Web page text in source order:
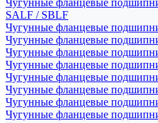
Чугунные фланцевые
SALF / SBLF
Чугунные фланцевые
Чугунные фланцевые
Чугунные фланцевые
Чугунные фланцевые
Чугунные фланцевые
Чугунные фланцевые
Чугунные фланцевые
Чугунные фланцевые